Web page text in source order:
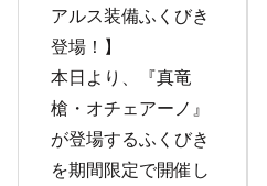
アルス装備ふくびき
登場！】
本日より、『真竜
槍・オチェアーノ』
が登場するふくびき
を期間限定で開催し